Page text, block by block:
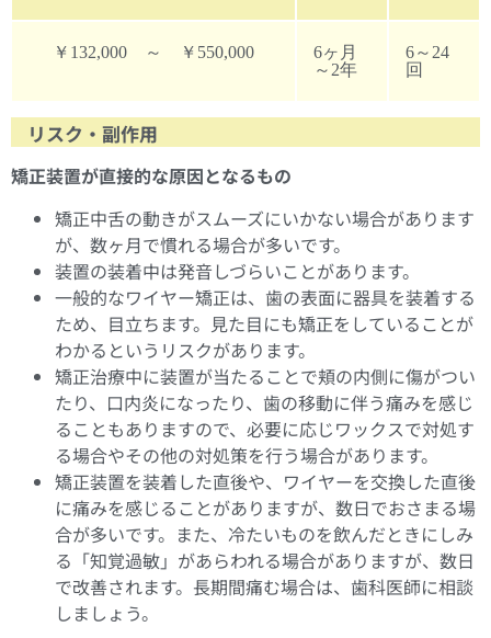
￥132,000 ～ ￥550,000
6ヶ月
～2年
6～24
回
リスク・副作用
矯正装置が直接的な原因となるもの
矯正中舌の動きがスムーズにいかない場合があります
が、数ヶ月で慣れる場合が多いです。
装置の装着中は発音しづらいことがあります。
一般的なワイヤー矯正は、歯の表面に器具を装着する
ため、目立ちます。見た目にも矯正をしていることが
わかるというリスクがあります。
矯正治療中に装置が当たることで頬の内側に傷がつい
たり、口内炎になったり、歯の移動に伴う痛みを感じ
ることもありますので、必要に応じワックスで対処す
る場合やその他の対処策を行う場合があります。
矯正装置を装着した直後や、ワイヤーを交換した直後
に痛みを感じることがありますが、数日でおさまる場
合が多いです。また、冷たいものを飲んだときにしみ
る「知覚過敏」があらわれる場合がありますが、数日
で改善されます。長期間痛む場合は、歯科医師に相談
しましょう。